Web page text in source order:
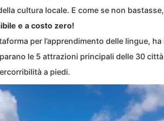
cultura locale. E come se non
e a costo zero!
per l’apprendimento delle lingue,
le 5 attrazioni principali delle 30
a piedi.